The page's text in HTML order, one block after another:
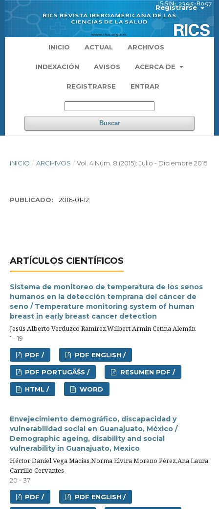
INICIO ACTUAL ARCHIVOS
INDEXACIÓN AVISOS ACERCA DE
REGISTRARSE ENTRAR
Buscar
Registrarse
INICIO / ARCHIVOS / Vol. 4 Núm. 8 (2015): Julio - Diciembre 2015
PUBLICADO: 2016-01-12
ARTÍCULOS CIENTÍFICOS
Sistema de monitoreo de temperatura de los senos
humanos en la detección temprana del cáncer de
seno / Temperature monitoring system of human
breast in early breast cancer detection
Jesús Alberto Verduzco Ramírez,Wilbert Armin Cetina Alemán
1 - 19
PDF / PDF ENGLISH /
PDF PORTUGÃŠS / RESUMEN PDF /
HTML / WORD
Envejecimiento demográfico, discapacidad y
vulnerabilidad social en Guanajuato, México /
Demographic ageing, disability and social
vulnerability in Guanajuato, Mexico
Héctor Daniel Vega Macías,Norma Elvira Moreno Pérez,Ana Laura
Carrillo Cervantes
20 - 37
PDF / PDF ENGLISH /